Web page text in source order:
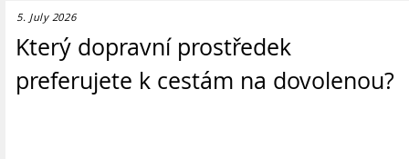
5. July 2026
Který dopravní prostředek
preferujete k cestám na dovolenou?